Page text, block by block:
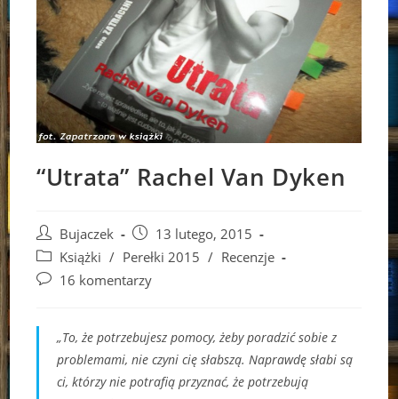
“Utrata” Rachel Van Dyken
Post
author:
Bujaczek
Post
published:
13 lutego, 2015
Post
category:
Książki / Perełki 2015 / Recenzje
Post16 komentarzy
„To, że potrzebujesz pomocy, żeby poradzić sobie z
problemami, nie czyni cię słabszą. Naprawdę słabi są
ci, którzy nie potrafią przyznać, że potrzebują